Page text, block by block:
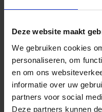
Deze website maakt
We gebruiken cookies
personaliseren, om
en om ons
informatie over uw
partners voor social
Deze partners kunnen